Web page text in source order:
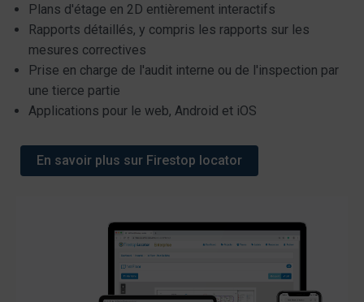
Plans d'étage en 2D entièrement interactifs
Rapports détaillés, y compris les rapports sur les
mesures correctives
Prise en charge de l'audit interne ou de l'inspection par
une tierce partie
Applications pour le web, Android et iOS
En savoir plus sur Firestop locator